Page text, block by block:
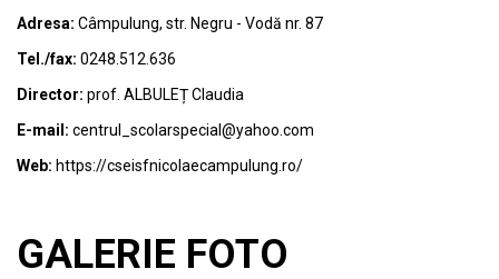
Adresa: Câmpulung, str. Negru - Vodă nr. 87
Tel./fax: 0248.512.636
Director: prof. ALBULEȚ Claudia
E-mail: centrul_scolarspecial@yahoo.com
Web: https://cseisfnicolaecampulung.ro/
GALERIE FOTO